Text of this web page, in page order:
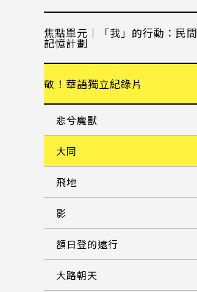
焦點單元｜「我」的行動：民間
記憶計劃
敬！華語獨立紀錄片
悲兮魔獸
大同
飛地
影
額日登的遠行
大路朝天